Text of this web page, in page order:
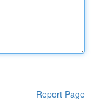
Report Page